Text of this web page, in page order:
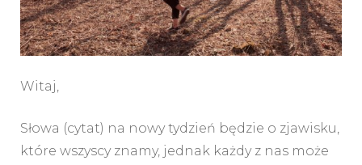
Witaj,
Słowa (cytat) na nowy tydzień będzie o zjawisku,
które wszyscy znamy, jednak każdy z nas może